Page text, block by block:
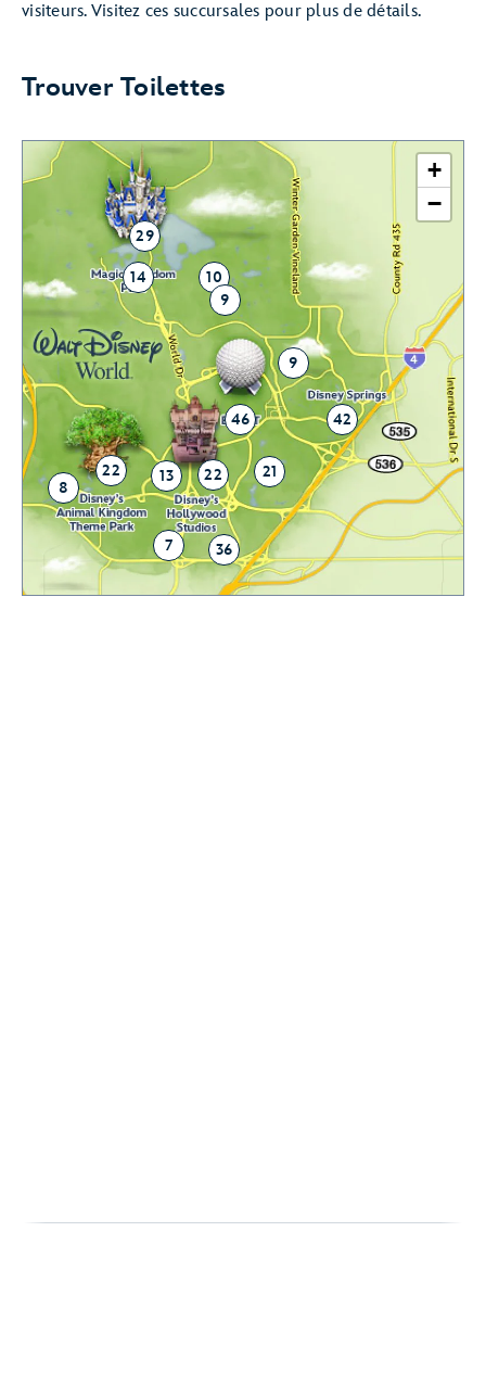
visiteurs. Visitez ces succursales pour plus de détails.
Trouver Toilettes
9
42
29
14
9
10
7
8
13
36
21
22 22
46
+
−